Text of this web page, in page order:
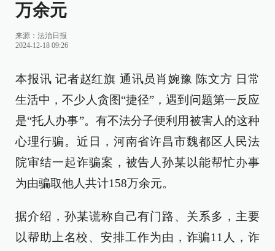
万余元
来源： 法治日报
2024-12-18 09:26
本报讯 记者赵红旗 通讯员肖婉豫 陈文方 日常
生活中，不少人贪图“捷径”，遇到问题第一反应
是“托人办事”。有不法分子便利用被害人的这种
心理行骗。近日，河南省许昌市魏都区人民法
院审结一起诈骗案，被告人孙某以能帮忙办事
为由骗取他人共计158万余元。
据介绍，孙某谎称自己有门路、关系多，主要
以帮助上名校、安排工作为由，诈骗11人，诈